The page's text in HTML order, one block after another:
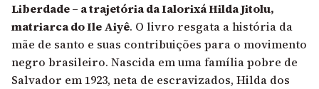
Liberdade – a trajetória da Ialorixá Hilda Jitolu,
matriarca do Ile Aiyê. O livro resgata a história da
mãe de santo e suas contribuições para o movimento
negro brasileiro. Nascida em uma família pobre de
Salvador em 1923, neta de escravizados, Hilda dos